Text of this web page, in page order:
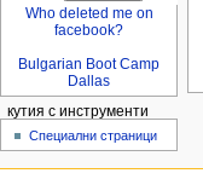
Who deleted me on
facebook?
Bulgarian Boot Camp
Dallas
кутия с инструменти
Специални страници